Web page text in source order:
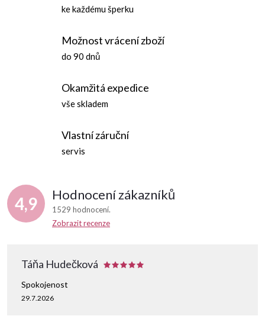
ke každému šperku
Možnost vrácení zboží
do 90 dnů
Okamžitá expedice
vše skladem
Vlastní záruční
servis
4,9 Hodnocení zákazníků
1529 hodnocení
Zobrazit recenze
Táňa Hudečková
29.7.2026
Spokojenost